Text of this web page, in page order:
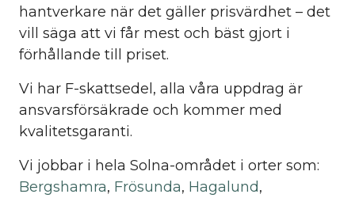
hantverkare när det gäller prisvärdhet – det
vill säga att vi får mest och bäst gjort i
förhållande till priset.
Vi har F-skattsedel, alla våra uppdrag är
ansvarsförsäkrade och kommer med
kvalitetsgaranti.
Vi jobbar i hela Solna-området i orter som:
Bergshamra, Frösunda, Hagalund,